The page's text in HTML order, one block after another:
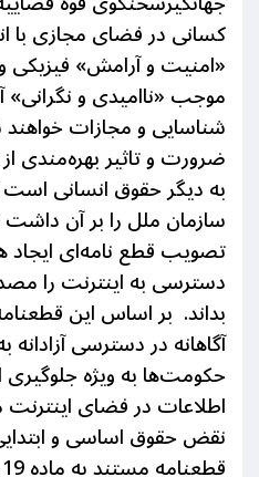
کسانی در فضای مجازی با
«امنیت و آرامش» فیزیکی
موجب «ناامیدی و
شناسایی و مجازات
ضرورت و تاثیر بهره‌مندی
به دیگر حقوق انسانی
تصویب قطعنامه‌ای
دسترسی به اینترنت را
بداند. بر اساس این
آگاهانه در دسترسی
حکومت‌ها به ویژه جلوگیری
اطلاعات در فضای
نقض حقوق اساسی و